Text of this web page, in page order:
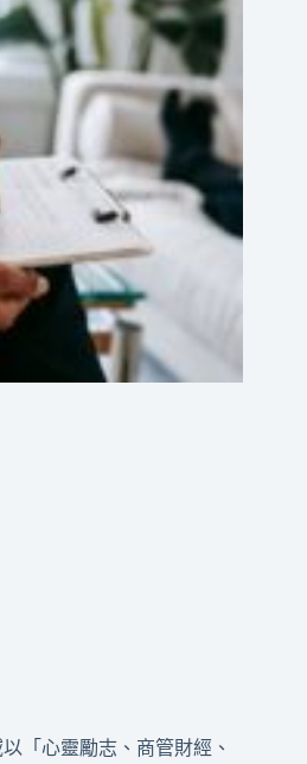
「心靈勵志、商管財經、